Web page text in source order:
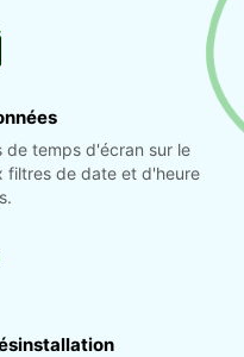
de temps d'écran sur le
filtres de date et d'heure